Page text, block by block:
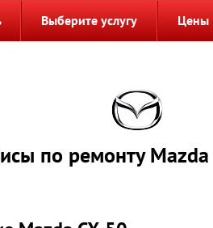
Выберите услугу Цены
по ремонту